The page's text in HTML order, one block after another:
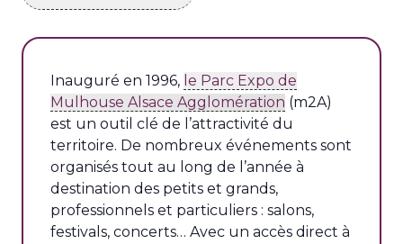
Inauguré en 1996, le Parc Expo de
Mulhouse Alsace Agglomération (m2A)
est un outil clé de l’attractivité du
territoire. De nombreux événements sont
organisés tout au long de l’année à
destination des petits et grands,
professionnels et particuliers : salons,
festivals, concerts… Avec un accès direct à